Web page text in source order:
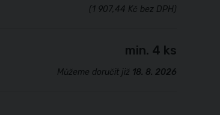
(1 907,44 Kč bez DPH)
min. 4 ks
Můžeme doručit již 18. 8. 2026